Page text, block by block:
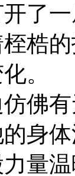
了
桎梏
。
仿佛
身体
量